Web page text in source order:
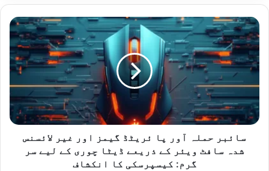
سائبر
حملہ
آور
پا
ئریٹڈ
گیمز
اور
غیر
لائسنس
سافٹ
سائبر حملہ آور پا ئریٹڈ گیمز اور غیر لائسنس
شدہ سافٹ ویئر کے ذریعے ڈیٹا چوری کے لیے سر
گرم: کیسپرسکی کا انکشاف